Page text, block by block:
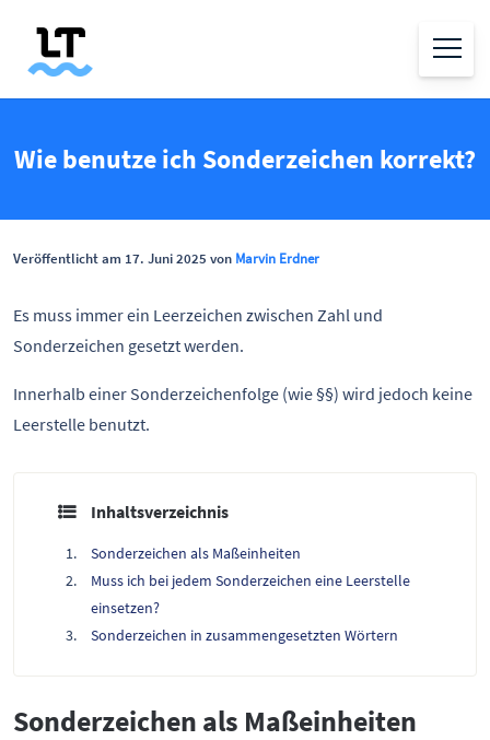
Wie benutze ich Sonderzeichen korrekt?
Veröffentlicht am 17. Juni 2025 von Marvin Erdner
Es muss immer ein Leerzeichen zwischen Zahl und
Sonderzeichen gesetzt werden.
Innerhalb einer Sonderzeichenfolge (wie §§) wird jedoch keine
Leerstelle benutzt.
Inhaltsverzeichnis
Sonderzeichen als Maßeinheiten
Muss ich bei jedem Sonderzeichen eine Leerstelle
einsetzen?
Sonderzeichen in zusammengesetzten Wörtern
Sonderzeichen als Maßeinheiten